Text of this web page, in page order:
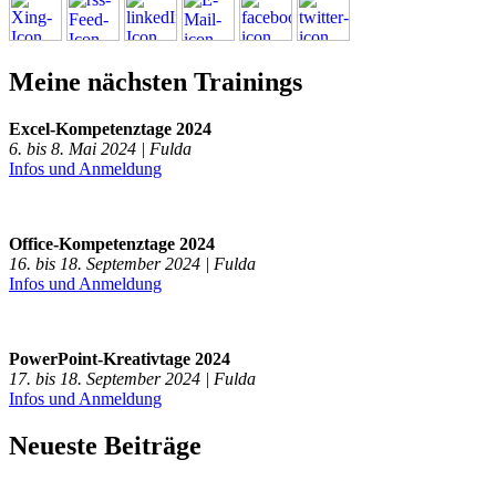
Meine nächsten Trainings
Excel-Kompetenztage 2024
6. bis 8. Mai 2024 | Fulda
Infos und Anmeldung
Office-Kompetenztage 2024
16. bis 18. September 2024 | Fulda
Infos und Anmeldung
PowerPoint-Kreativtage 2024
17. bis 18. September 2024 | Fulda
Infos und Anmeldung
Neueste Beiträge